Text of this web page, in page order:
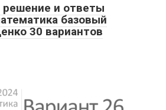
решение и ответы
базовый
30 вариантов